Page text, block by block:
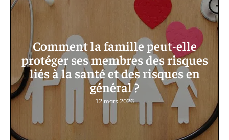
Comment la famille peut-elle
protéger ses membres des risques
liés à la santé et des risques en
général ?
12 mars 2026